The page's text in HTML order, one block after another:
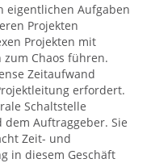
eigentlichen Aufgaben
Projekten
Projekten mit
Chaos führen.
Zeitaufwand
erfordert.
Schaltstelle
Auftraggeber. Sie
Zeit- und
in diesem Geschäft